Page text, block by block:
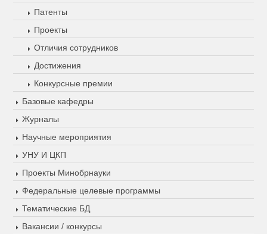
Патенты
Проекты
Отличия сотрудников
Достижения
Конкурсные премии
Базовые кафедры
Журналы
Научные мероприятия
УНУ И ЦКП
Проекты Минобрнауки
Федеральные целевые программы
Тематические БД
Вакансии / конкурсы